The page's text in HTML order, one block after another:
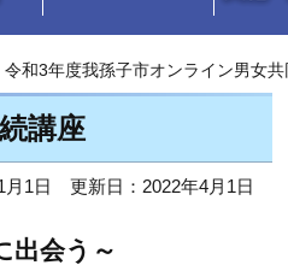
令和3年度我孫子市オンライン男女
講座
月1日 更新日：2022年4月1日
出会う～